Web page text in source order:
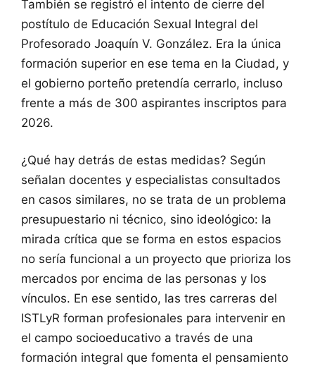
También se registró el intento de cierre del
postítulo de Educación Sexual Integral del
Profesorado Joaquín V. González. Era la única
formación superior en ese tema en la Ciudad, y
el gobierno porteño pretendía cerrarlo, incluso
frente a más de 300 aspirantes inscriptos para
2026.
¿Qué hay detrás de estas medidas? Según
señalan docentes y especialistas consultados
en casos similares, no se trata de un problema
presupuestario ni técnico, sino ideológico: la
mirada crítica que se forma en estos espacios
no sería funcional a un proyecto que prioriza los
mercados por encima de las personas y los
vínculos. En ese sentido, las tres carreras del
ISTLyR forman profesionales para intervenir en
el campo socioeducativo a través de una
formación integral que fomenta el pensamiento